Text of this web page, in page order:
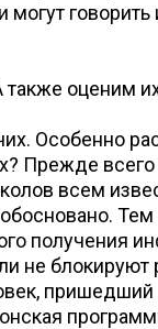
говорить
оценим
Особенно
Прежде всего
всем
получения
не блокируют